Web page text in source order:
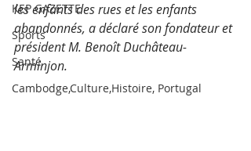
KEP GAZETTE
Sports
Santé
Cambodge,Culture,Histoire, Portugal
les enfants des rues et les enfants
abandonnés, a déclaré son fondateur et
président M. Benoît Duchâteau-
Arminjon.